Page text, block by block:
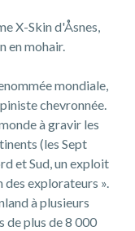
X-Skin d'Åsnes,
en mohair.
mondiale,
chevronnée.
à gravir les
(les Sept
et Sud, un exploit
des explorateurs ».
à plusieurs
de plus de 8 000